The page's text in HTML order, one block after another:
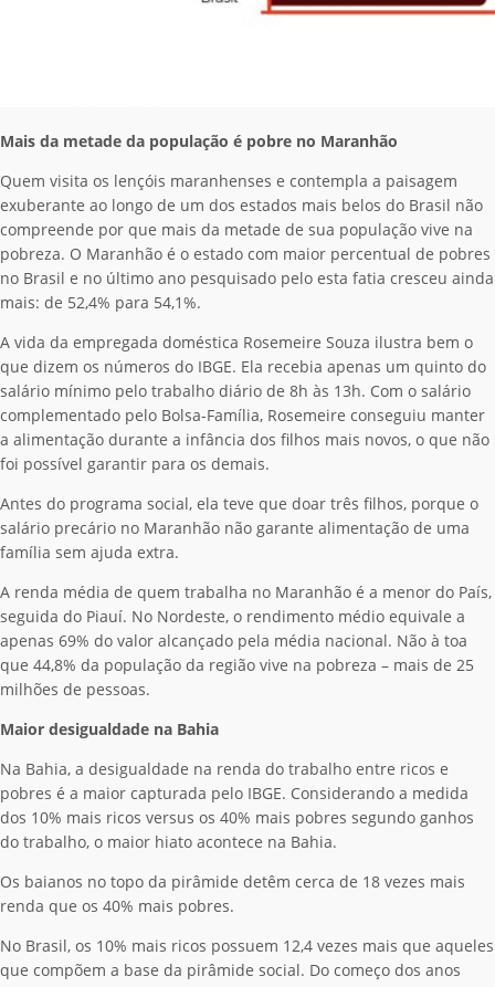
Mais da metade da população é pobre no Maranhão
Quem visita os lençóis maranhenses e contempla a paisagem
exuberante ao longo de um dos estados mais belos do Brasil não
compreende por que mais da metade de sua população vive na
pobreza. O Maranhão é o estado com maior percentual de pobres
no Brasil e no último ano pesquisado pelo esta fatia cresceu ainda
mais: de 52,4% para 54,1%.
A vida da empregada doméstica Rosemeire Souza ilustra bem o
que dizem os números do IBGE. Ela recebia apenas um quinto do
salário mínimo pelo trabalho diário de 8h às 13h. Com o salário
complementado pelo Bolsa-Família, Rosemeire conseguiu manter
a alimentação durante a infância dos filhos mais novos, o que não
foi possível garantir para os demais.
Antes do programa social, ela teve que doar três filhos, porque o
salário precário no Maranhão não garante alimentação de uma
família sem ajuda extra.
A renda média de quem trabalha no Maranhão é a menor do País,
seguida do Piauí. No Nordeste, o rendimento médio equivale a
apenas 69% do valor alcançado pela média nacional. Não à toa
que 44,8% da população da região vive na pobreza – mais de 25
milhões de pessoas.
Maior desigualdade na Bahia
Na Bahia, a desigualdade na renda do trabalho entre ricos e
pobres é a maior capturada pelo IBGE. Considerando a medida
dos 10% mais ricos versus os 40% mais pobres segundo ganhos
do trabalho, o maior hiato acontece na Bahia.
Os baianos no topo da pirâmide detêm cerca de 18 vezes mais
renda que os 40% mais pobres.
No Brasil, os 10% mais ricos possuem 12,4 vezes mais que aqueles
que compõem a base da pirâmide social. Do começo dos anos